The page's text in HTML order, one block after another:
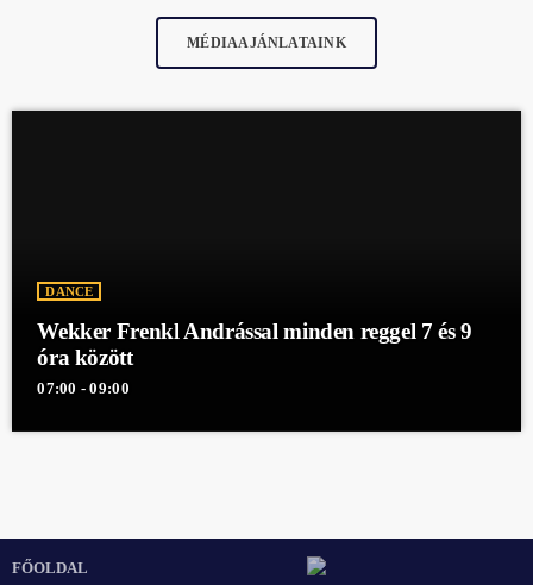
MÉDIAAJÁNLATAINK
DANCE
Wekker Frenkl Andrással minden reggel 7 és 9
óra között
07:00 - 09:00
FŐOLDAL